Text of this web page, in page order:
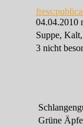
04.04.2010
Suppe,
3 nicht
Grüne